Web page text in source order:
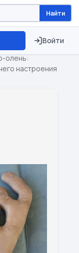
Найти
Войти
15 ДНЕЙ
олень:
настроения